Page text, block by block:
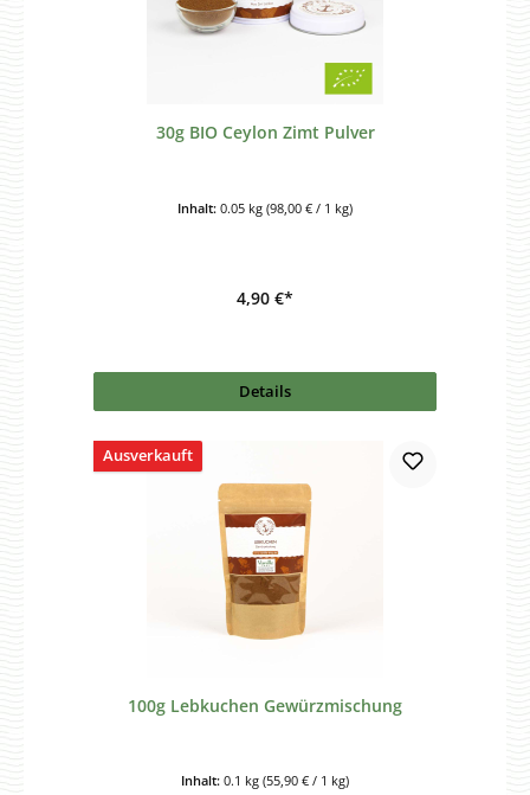
30g BIO Ceylon Zimt Pulver
Inhalt: 0.05 kg (98,00 € / 1 kg)
4,90 €*
Details
Ausverkauft
100g Lebkuchen Gewürzmischung
Inhalt: 0.1 kg (55,90 € / 1 kg)